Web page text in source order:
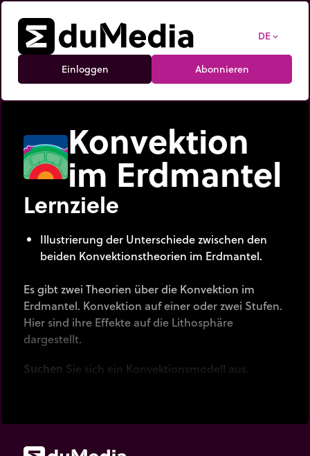
DE expand_more
Einloggen Abonnieren
Konvektion
im Erdmantel
Lernziele
Illustrierung der Unterschiede zwischen den
beiden Konvektionstheorien im Erdmantel.
Es gibt zwei Theorien über die Konvektion im
Erdmantel. Konvektion auf einer oder zwei Stufen.
Hier sind ihre Effekte auf die Lithosphäre
dargestellt.
Suchen Sie sich ein Konvektionsmodell aus.